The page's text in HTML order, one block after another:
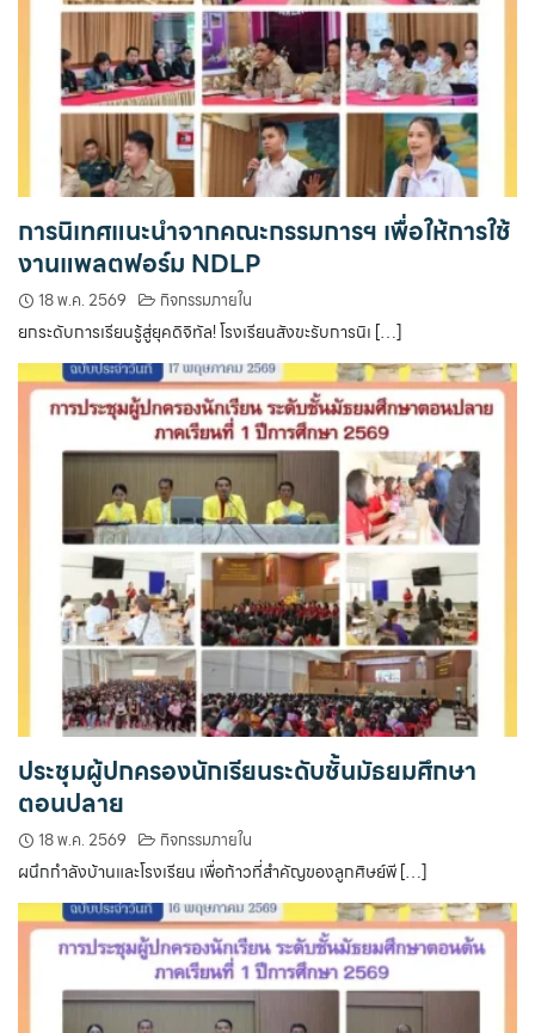
การนิเทศแนะนำจากคณะกรรมการฯ เพื่อให้การใช้
งานแพลตฟอร์ม NDLP
18 พ.ค. 2569 กิจกรรมภายใน
ยกระดับการเรียนรู้สู่ยุคดิจิทัล! โรงเรียนสังขะรับการนิเ […]
ประชุมผู้ปกครองนักเรียนระดับชั้นมัธยมศึกษา
ตอนปลาย
18 พ.ค. 2569 กิจกรรมภายใน
ผนึกกำลังบ้านและโรงเรียน เพื่อก้าวที่สำคัญของลูกศิษย์พี […]